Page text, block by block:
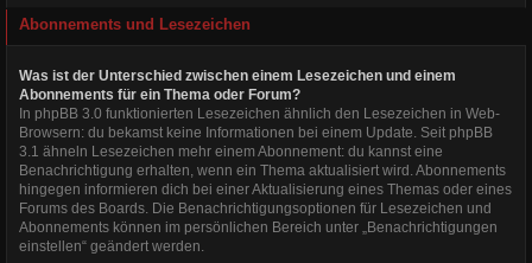
Abonnements und Lesezeichen
Was ist der Unterschied zwischen einem Lesezeichen und einem
Abonnements für ein Thema oder Forum?
In phpBB 3.0 funktionierten Lesezeichen ähnlich den Lesezeichen in Web-
Browsern: du bekamst keine Informationen bei einem Update. Seit phpBB
3.1 ähneln Lesezeichen mehr einem Abonnement: du kannst eine
Benachrichtigung erhalten, wenn ein Thema aktualisiert wird. Abonnements
hingegen informieren dich bei einer Aktualisierung eines Themas oder eines
Forums des Boards. Die Benachrichtigungsoptionen für Lesezeichen und
Abonnements können im persönlichen Bereich unter „Benachrichtigungen
einstellen“ geändert werden.